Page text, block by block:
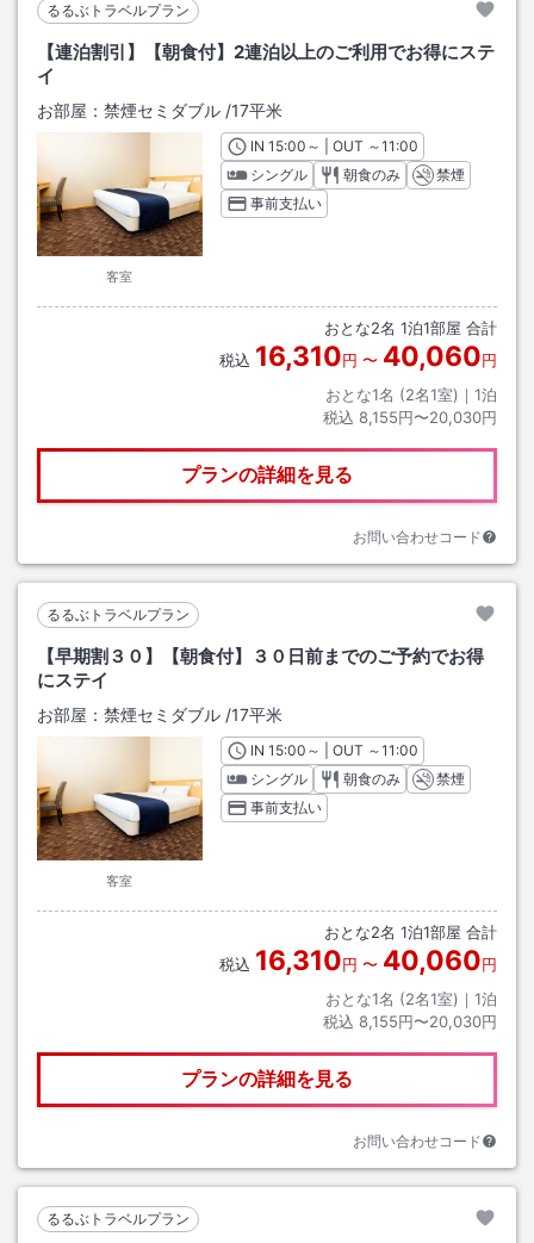
るるぶトラベルプラン
【連泊割引】【朝食付】2連泊以上のご利用でお得にステ
イ
お部屋： 禁煙セミダブル /17平米
客室
INチェックイン
15:00 ～ | OUT チェックアウト
～11:00
シングル
朝食のみ
禁煙
事前支払い
おとな2名 1泊1部屋 合計
税込 16,310円 〜 40,060円
おとな1名 (2名1室)｜ 1泊
税込 8,155円〜20,030円
プランの詳細を見る
お問い合わせコード
るるぶトラベルプラン
【早期割３０】【朝食付】３０日前までのご予約でお得
にステイ
お部屋： 禁煙セミダブル /17平米
客室
INチェックイン
15:00 ～ | OUT チェックアウト
～11:00
シングル
朝食のみ
禁煙
事前支払い
おとな2名 1泊1部屋 合計
税込 16,310円 〜 40,060円
おとな1名 (2名1室)｜ 1泊
税込 8,155円〜20,030円
プランの詳細を見る
お問い合わせコード
るるぶトラベルプラン